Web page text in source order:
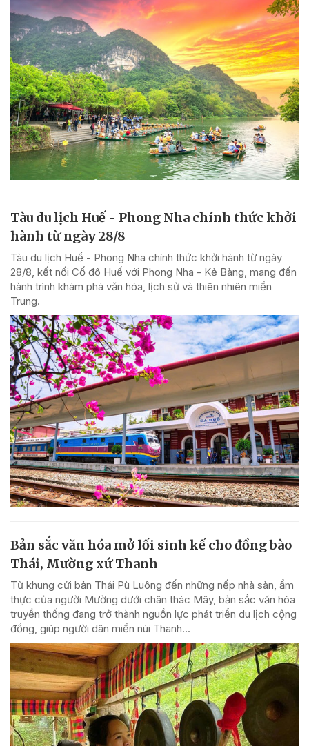
Tàu du lịch Huế - Phong Nha chính thức khởi
hành từ ngày 28/8
Tàu du lịch Huế - Phong Nha chính thức khởi hành từ ngày
28/8, kết nối Cố đô Huế với Phong Nha - Kẻ Bàng, mang đến
hành trình khám phá văn hóa, lịch sử và thiên nhiên miền
Trung.
Bản sắc văn hóa mở lối sinh kế cho đồng bào
Thái, Mường xứ Thanh
Từ khung cửi bản Thái Pù Luông đến những nếp nhà sàn, ẩm
thực của người Mường dưới chân thác Mây, bản sắc văn hóa
truyền thống đang trở thành nguồn lực phát triển du lịch cộng
đồng, giúp người dân miền núi Thanh...